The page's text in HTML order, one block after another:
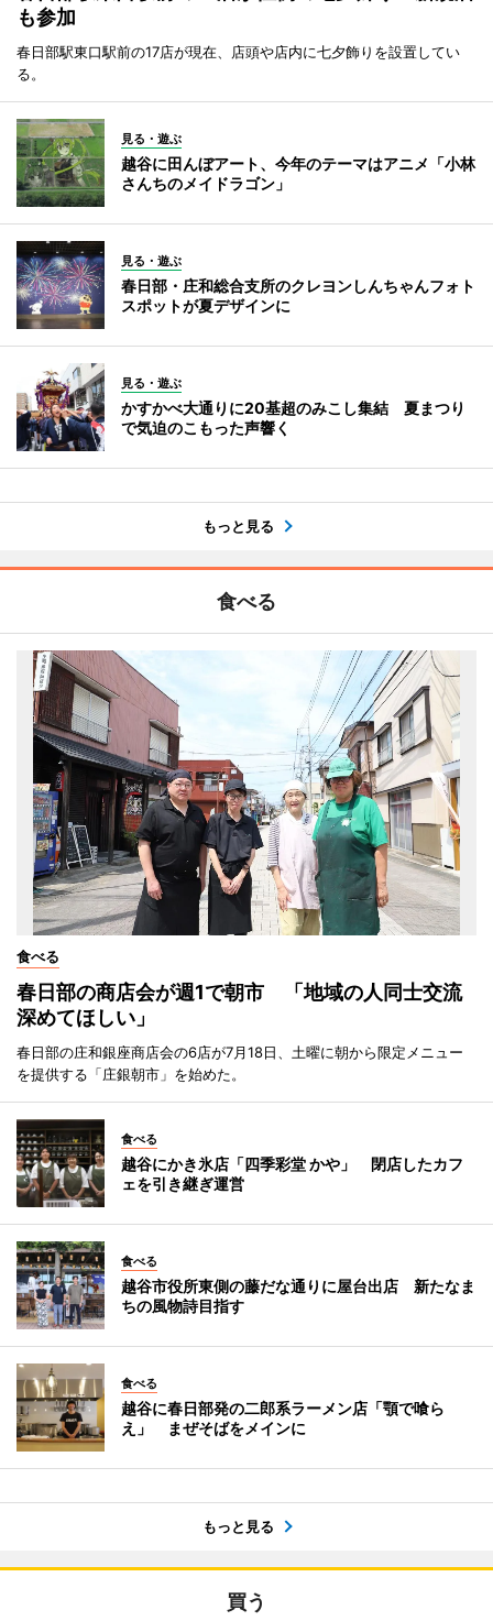
も参加
春日部駅東口駅前の17店が現在、店頭や店内に七夕飾りを設置してい
る。
見る・遊ぶ
越谷に田んぼアート、今年のテーマはアニメ「小林
さんちのメイドラゴン」
見る・遊ぶ
春日部・庄和総合支所のクレヨンしんちゃんフォト
スポットが夏デザインに
見る・遊ぶ
かすかべ大通りに20基超のみこし集結 夏まつり
で気迫のこもった声響く
もっと見る
食べる
食べる
春日部の商店会が週1で朝市 「地域の人同士交流
深めてほしい」
春日部の庄和銀座商店会の6店が7月18日、土曜に朝から限定メニュー
を提供する「庄銀朝市」を始めた。
食べる
越谷にかき氷店「四季彩堂 かや」 閉店したカフ
ェを引き継ぎ運営
食べる
越谷市役所東側の藤だな通りに屋台出店 新たなま
ちの風物詩目指す
食べる
越谷に春日部発の二郎系ラーメン店「顎で喰ら
え」 まぜそばをメインに
もっと見る
買う